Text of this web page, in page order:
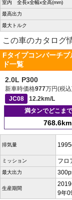
室内 全長x全幅x全高(mm)
最高出力
最大トルク
この車のカタログ
Fタイプコンバーチ
ド一覧
2.0L P300
新車時価格977万円(税
JC08
12.2km/L
満タンでどこま
768.6km
排気量
ミッション フロ
最大出力
生産期間
9年